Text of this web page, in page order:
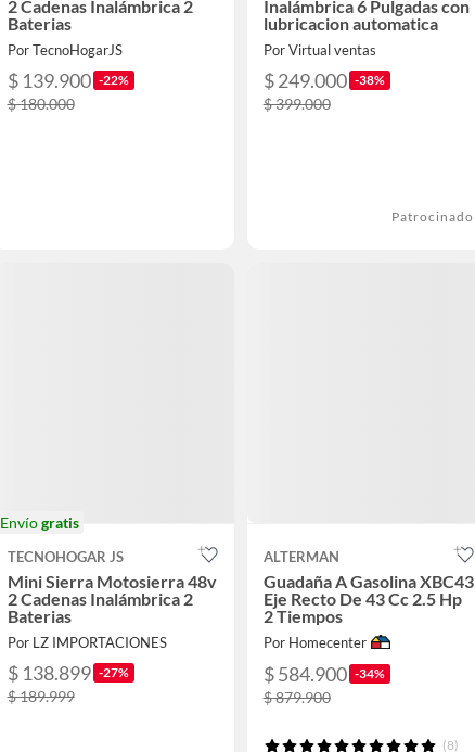
2 Cadenas Inalámbrica 2
Baterias
Por TecnoHogarJS
$ 139.900 -22%
$ 180.000
Inalámbrica 6 Pulgadas con
lubricacion automatica
Por Virtual ventas
$ 249.000 -38%
$ 399.000
Patrocinado
Envíogratis
TECNOHOGAR JS
Mini Sierra Motosierra 48v
2 Cadenas Inalámbrica 2
Baterias
Por LZ IMPORTACIONES
$ 138.899 -27%
$ 189.999
ALTERMAN
Guadaña A Gasolina XBC43
Eje Recto De 43 Cc 2.5 Hp
2 Tiempos
Por Homecenter
$ 584.900 -34%
$ 879.900
(8)